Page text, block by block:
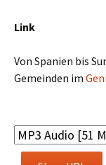
Link
Von Spanien bis
Gemeinden im